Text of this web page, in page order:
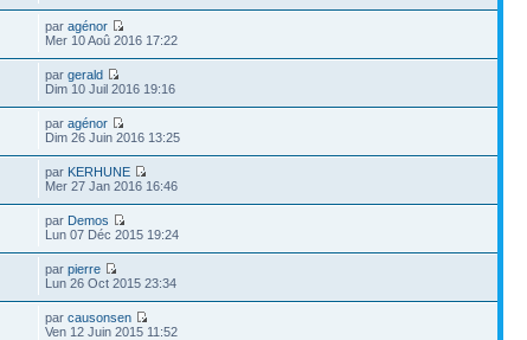
paragénor
Mer 10 Aoû 2016 17:22
pargerald
Dim 10 Juil 2016 19:16
paragénor
Dim 26 Juin 2016 13:25
par KERHUNE
Mer 27 Jan 2016 16:46
par Demos
Lun 07 Déc 2015 19:24
parpierre
Lun 26 Oct 2015 23:34
parcausonsen
Ven 12 Juin 2015 11:52